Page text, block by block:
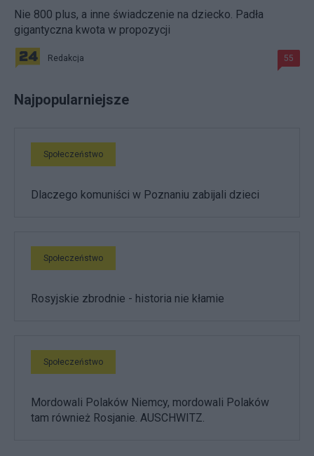
Nie 800 plus, a inne świadczenie na dziecko. Padła
gigantyczna kwota w propozycji
Redakcja 55
Najpopularniejsze
Społeczeństwo
Dlaczego komuniści w Poznaniu zabijali dzieci
Społeczeństwo
Rosyjskie zbrodnie - historia nie kłamie
Społeczeństwo
Mordowali Polaków Niemcy, mordowali Polaków
tam również Rosjanie. AUSCHWITZ.